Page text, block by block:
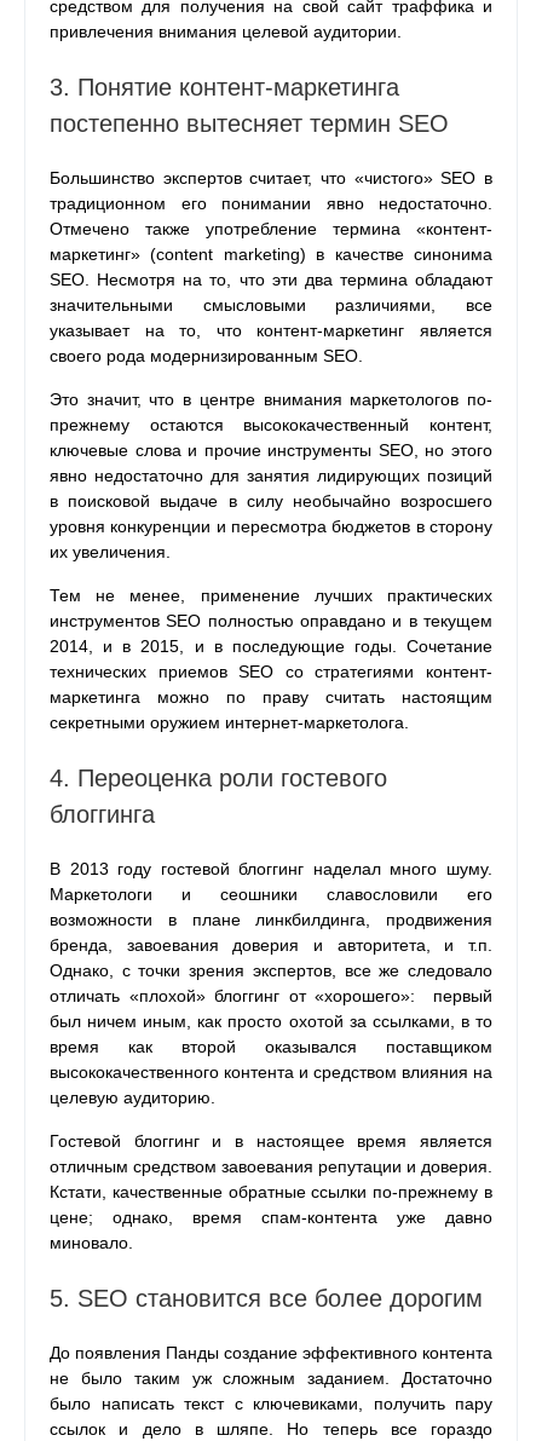
средством для получения на свой сайт траффика и
привлечения внимания целевой аудитории.
3. Понятие контент-маркетинга
постепенно вытесняет термин SEO
Большинство экспертов считает, что «чистого» SEO в
традиционном его понимании явно недостаточно.
Отмечено также употребление термина «контент-
маркетинг» (content marketing) в качестве синонима
SEO. Несмотря на то, что эти два термина обладают
значительными смысловыми различиями, все
указывает на то, что контент-маркетинг является
своего рода модернизированным SEO.
Это значит, что в центре внимания маркетологов по-
прежнему остаются высококачественный контент,
ключевые слова и прочие инструменты SEO, но этого
явно недостаточно для занятия лидирующих позиций
в поисковой выдаче в силу необычайно возросшего
уровня конкуренции и пересмотра бюджетов в сторону
их увеличения.
Тем не менее, применение лучших практических
инструментов SEO полностью оправдано и в текущем
2014, и в 2015, и в последующие годы. Сочетание
технических приемов SEO со стратегиями контент-
маркетинга можно по праву считать настоящим
секретными оружием интернет-маркетолога.
4. Переоценка роли гостевого
блоггинга
В 2013 году гостевой блоггинг наделал много шуму.
Маркетологи и сеошники славословили его
возможности в плане линкбилдинга, продвижения
бренда, завоевания доверия и авторитета, и т.п.
Однако, с точки зрения экспертов, все же следовало
отличать «плохой» блоггинг от «хорошего»: первый
был ничем иным, как просто охотой за ссылками, в то
время как второй оказывался поставщиком
высококачественного контента и средством влияния на
целевую аудиторию.
Гостевой блоггинг и в настоящее время является
отличным средством завоевания репутации и доверия.
Кстати, качественные обратные ссылки по-прежнему в
цене; однако, время спам-контента уже давно
миновало.
5. SEO становится все более дорогим
До появления Панды создание эффективного контента
не было таким уж сложным заданием. Достаточно
было написать текст с ключевиками, получить пару
ссылок и дело в шляпе. Но теперь все гораздо